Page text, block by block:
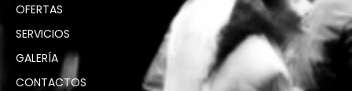
OFERTAS
SERVICIOS
GALERÍA
CONTACTOS